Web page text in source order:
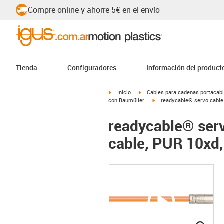
Compre online y ahorre 5€ en el envío
Tienda Configuradores Información del
igus-icon-arrow-right
Inicio igus-icon-arrow-right
Cables para cadenas
con Baumüller
igus-icon-arrow-right
readycable® servo cable
readycable®
cable, PUR